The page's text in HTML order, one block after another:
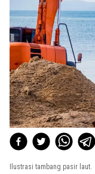
Ilustrasi tambang pasir laut.